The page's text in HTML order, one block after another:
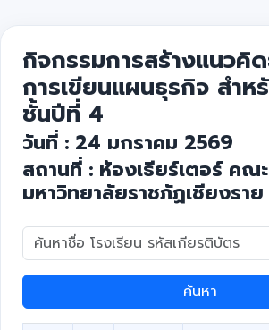
กิจกรรมการสร้างแนวคิ
การเขียนแผนธุรกิจ สำ
ชั้นปีที่ 4
วันที่ : 24 มกราคม 2569
สถานที่ : ห้องเธียร์เตอร์ คณ
มหาวิทยาลัยราชภัฏเชียงราย
ค้นหา